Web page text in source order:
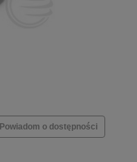
Powiadom o dostępności